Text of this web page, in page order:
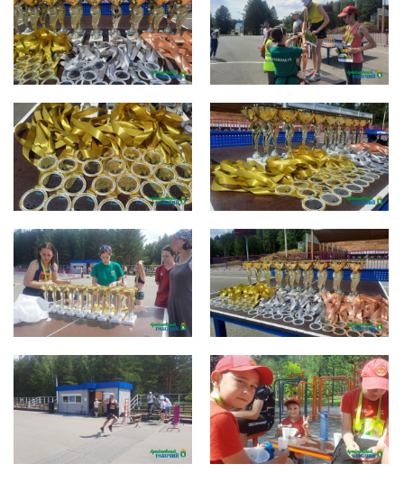
photo_2022-07-11_14-43-10 (4) photo_2022-07-11_14-43-10
photo_2022-07-11_14-43-11 (2) photo_2022-07-11_14-43-11 (4)
photo_2022-07-11_14-43-11 (5) photo_2022-07-11_14-43-11
photo_2022-07-11_14-43-12 photo_2022-07-11_14-43-13 (3)